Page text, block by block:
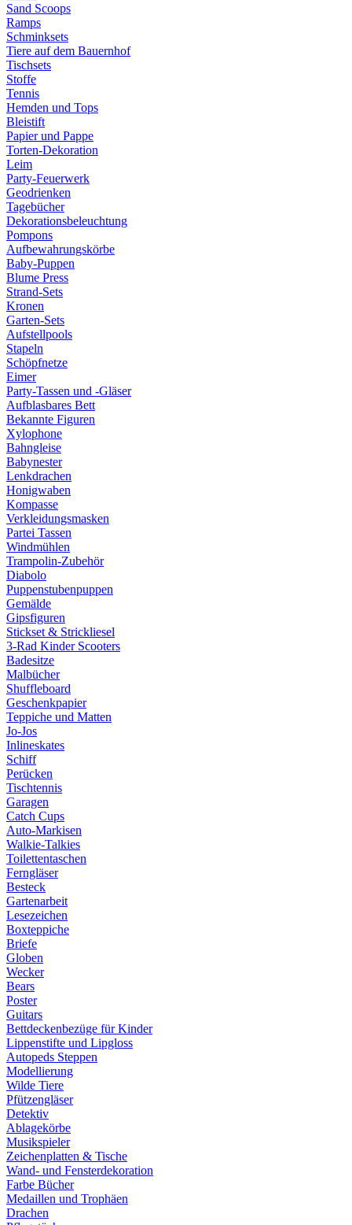
Sand Scoops
Ramps
Schminksets
Tiere auf dem Bauernhof
Tischsets
Stoffe
Tennis
Hemden und Tops
Bleistift
Papier und Pappe
Torten-Dekoration
Leim
Party-Feuerwerk
Geodrienken
Tagebücher
Dekorationsbeleuchtung
Pompons
Aufbewahrungskörbe
Baby-Puppen
Blume Press
Strand-Sets
Kronen
Garten-Sets
Aufstellpools
Stapeln
Schöpfnetze
Eimer
Party-Tassen und -Gläser
Aufblasbares Bett
Bekannte Figuren
Xylophone
Bahngleise
Babynester
Lenkdrachen
Honigwaben
Kompasse
Verkleidungsmasken
Partei Tassen
Windmühlen
Trampolin-Zubehör
Diabolo
Puppenstubenpuppen
Gemälde
Gipsfiguren
Stickset & Strickliesel
3-Rad Kinder Scooters
Badesitze
Malbücher
Shuffleboard
Geschenkpapier
Teppiche und Matten
Jo-Jos
Inlineskates
Schiff
Perücken
Tischtennis
Garagen
Catch Cups
Auto-Markisen
Walkie-Talkies
Toilettentaschen
Ferngläser
Besteck
Gartenarbeit
Lesezeichen
Boxteppiche
Briefe
Globen
Wecker
Bears
Poster
Guitars
Bettdeckenbezüge für Kinder
Lippenstifte und Lipgloss
Autopeds Steppen
Modellierung
Wilde Tiere
Pfützengläser
Detektiv
Ablagekörbe
Musikspieler
Zeichenplatten & Tische
Wand- und Fensterdekoration
Farbe Bücher
Medaillen und Trophäen
Drachen